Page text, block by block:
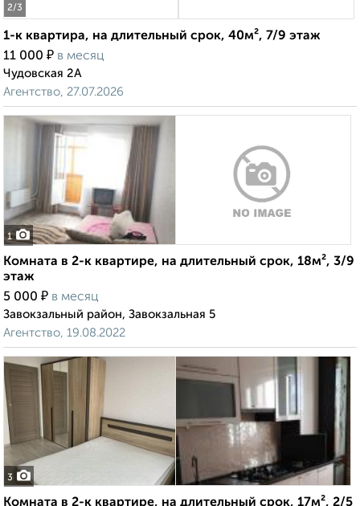
2/3
1-к квартира, на длительный срок, 40м², 7/9 этаж
11 000 ₽ в месяц
Чудовская 2А
Агентство, 27.07.2026
1
Комната в 2-к квартире, на длительный срок, 18м², 3/9
этаж
5 000 ₽ в месяц
Завокзальный район, Завокзальная 5
Агентство, 19.08.2022
3
Комната в 2-к квартире, на длительный срок, 17м², 2/5